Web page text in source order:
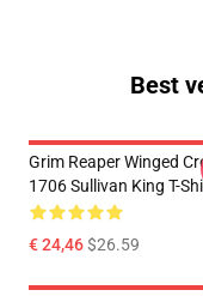
Best
Grim Reaper Winged
1706 Sullivan King T-
€ 24,46$26.59